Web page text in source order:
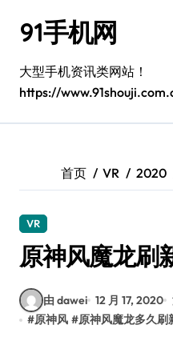
91手机网
大型手机资讯类网站！
https://
首页 VR 2020
VR
原神风魔龙刷
由 dawei 12 月 17, 2020
#原神风 #原神风魔龙多久刷